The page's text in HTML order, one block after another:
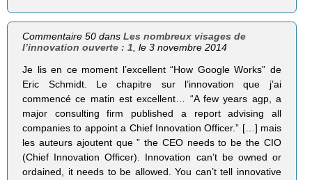
Commentaire 50 dansLes nombreux visages de
l’innovation ouverte : 1 , le 3 novembre 2014
Je lis en ce moment l’excellent “How Google Works” de
Eric Schmidt. Le chapitre sur l’innovation que j’ai
commencé ce matin est excellent… “A few years agp, a
major consulting firm published a report advising all
companies to appoint a Chief Innovation Officer.” […] mais
les auteurs ajoutent que ” the CEO needs to be the CIO
(Chief Innovation Officer). Innovation can’t be owned or
ordained, it needs to be allowed. You can’t tell innovative